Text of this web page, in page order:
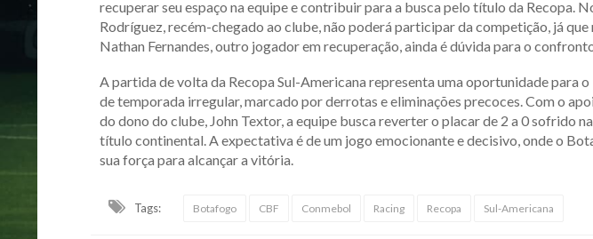
recuperar seu espaço na equipe e contribuir para a busca pelo título da Recopa.
Rodríguez, recém-chegado ao clube, não poderá participar da competição, já
Nathan Fernandes, outro jogador em recuperação, ainda é dúvida para o
A partida de volta da Recopa Sul-Americana representa uma oportunidade para
de temporada irregular, marcado por derrotas e eliminações precoces. Com o
do dono do clube, John Textor, a equipe busca reverter o placar de 2 a 0 sofrido
título continental. A expectativa é de um jogo emocionante e decisivo, onde o
sua força para alcançar a vitória.
Tags: Botafogo CBF Conmebol Racing Recopa Sul-Americana